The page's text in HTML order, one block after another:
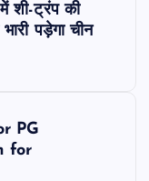
में शी-ट्रंप की
पड़ेगा चीन
PG
for